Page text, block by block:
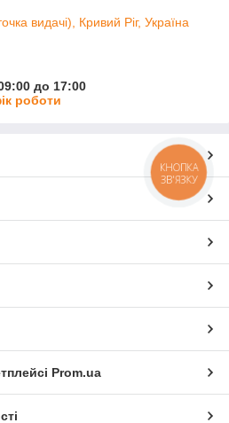
видачі), Кривий Ріг, Україна
до 17:00
роботи
Prom.ua
КНОПКА
ЗВ'ЯЗКУ